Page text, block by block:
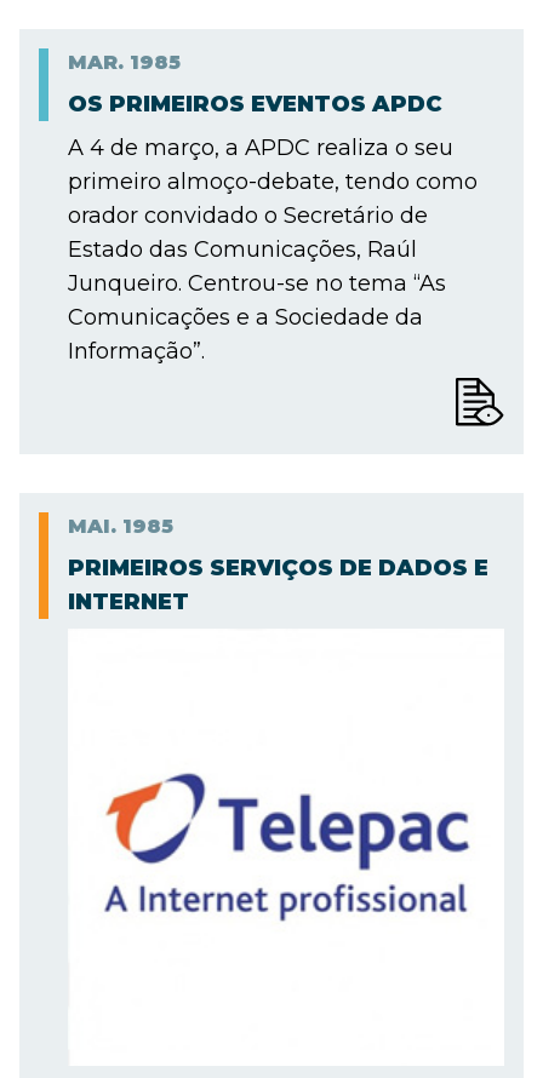
MAR. 1985
OS PRIMEIROS EVENTOS APDC
A 4 de março, a APDC realiza o seu
primeiro almoço-debate, tendo como
orador convidado o Secretário de
Estado das Comunicações, Raúl
Junqueiro. Centrou-se no tema “As
Comunicações e a Sociedade da
Informação”.
MAI. 1985
PRIMEIROS SERVIÇOS DE DADOS E
INTERNET